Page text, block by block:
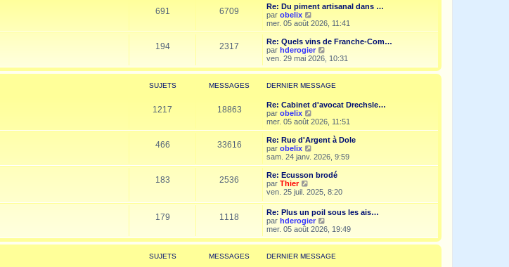
e
s
a
g
e
e
r
m
e
s
s
a
g
e
e
n
i
e
r
m
e
s
g
691 6709
Re: Du piment artisanal dans …
par obelix
o
i
r
l
e
e
r
n
e
m
e
s
a
g
e
mer. 05 août 2026, 11:41
194 2317
Re: Quels vins de Franche-Com…
par hderogier
o
i
r
l
e
n
i
e
m
e
s
a
g
e
ven. 29 mai 2026, 10:31
SUJETS MESSAGES DERNIER MESSAGE
1217 18863
Re: Cabinet d'avocat Drechsle…
par obelix
o
i
r
e
e
r
n
i
e
r
m
e
s
s
a
mer. 05 août 2026, 11:51
466 33616
Re: Rue d'Argent à Dole
par obelix
o
i
r
e
e
r
n
i
e
m
sam. 24 janv. 2026, 9:59
183 2536
Re: Ecusson brodé
par Thier
o
e
d
e
n
ven. 25 juil. 2025, 8:20
179 1118
Re: Plus un poil sous les ais…
par hderogier
o
i
r
l
mer. 05 août 2026, 19:49
SUJETS MESSAGES DERNIER MESSAGE